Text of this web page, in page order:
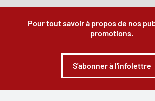
Pour tout savoir à propos de nos
promotions.
S'abonner à l'infolettre